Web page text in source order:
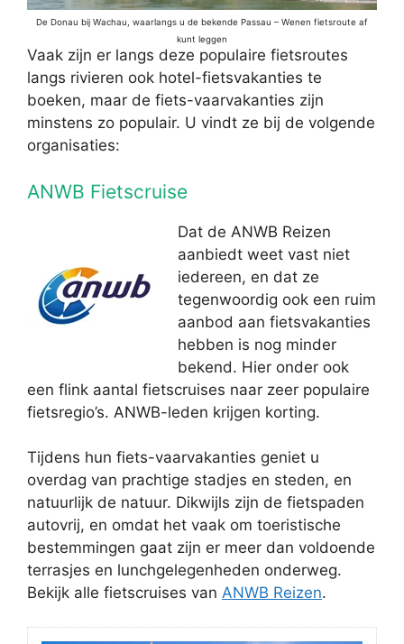
De Donau bij Wachau, waarlangs u de bekende Passau – Wenen fietsroute af
kunt leggen
Vaak zijn er langs deze populaire fietsroutes
langs rivieren ook hotel-fietsvakanties te
boeken, maar de fiets-vaarvakanties zijn
minstens zo populair. U vindt ze bij de volgende
organisaties:
ANWB Fietscruise
Dat de ANWB Reizen
aanbiedt weet vast niet
iedereen, en dat ze
tegenwoordig ook een ruim
aanbod aan fietsvakanties
hebben is nog minder
bekend. Hier onder ook
een flink aantal fietscruises naar zeer populaire
fietsregio’s. ANWB-leden krijgen korting.
Tijdens hun fiets-vaarvakanties geniet u
overdag van prachtige stadjes en steden, en
natuurlijk de natuur. Dikwijls zijn de fietspaden
autovrij, en omdat het vaak om toeristische
bestemmingen gaat zijn er meer dan voldoende
terrasjes en lunchgelegenheden onderweg.
Bekijk alle fietscruises van ANWB Reizen.